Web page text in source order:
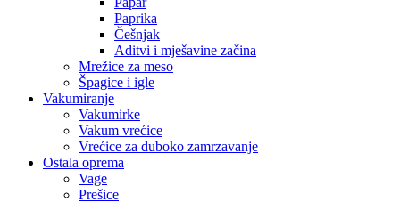
Paprika
Češnjak
Aditvi i mješavine začina
Mrežice za meso
Špagice i igle
Vakumiranje
Vakumirke
Vakum vrećice
Vrećice za duboko zamrzavanje
Ostala oprema
Vage
Prešice